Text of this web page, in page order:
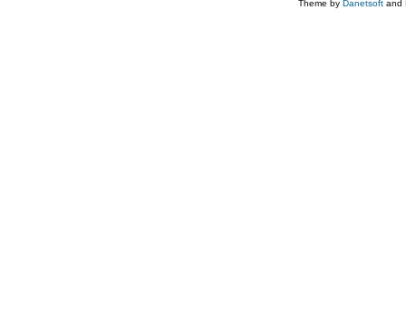
Theme by Danetsoft and